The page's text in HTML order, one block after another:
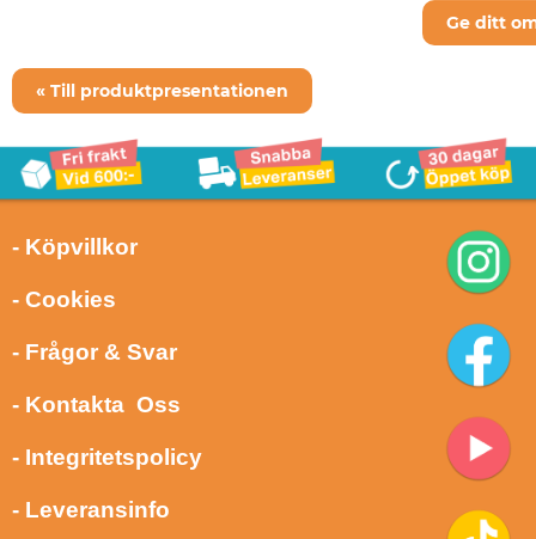
Ge ditt
« Till produktpresentationen
- Köpvillkor
- Cookies
- Frågor & Svar
- Kontakta Oss
- Integritetspolicy
- Leveransinfo